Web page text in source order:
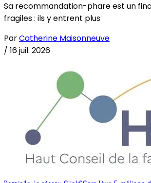
Sa recommandation-phare est un
fragiles : ils y entrent plus
ParCatherine Maisonneuve
/ 16 juil. 2026